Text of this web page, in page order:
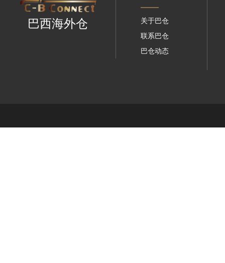
巴西海外仓
关于巴仓
联系巴仓
巴仓动态